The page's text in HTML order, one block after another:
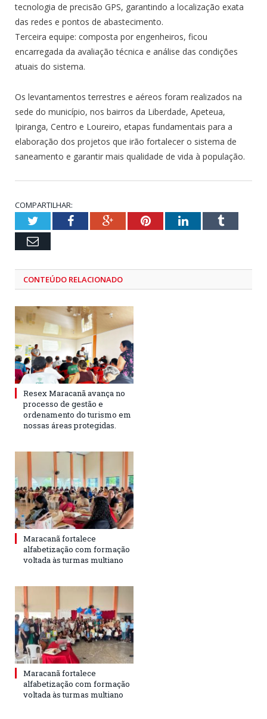
tecnologia de precisão GPS, garantindo a localização exata
das redes e pontos de abastecimento.
Terceira equipe: composta por engenheiros, ficou
encarregada da avaliação técnica e análise das condições
atuais do sistema.
Os levantamentos terrestres e aéreos foram realizados na
sede do município, nos bairros da Liberdade, Apeteua,
Ipiranga, Centro e Loureiro, etapas fundamentais para a
elaboração dos projetos que irão fortalecer o sistema de
saneamento e garantir mais qualidade de vida à população.
COMPARTILHAR:
TwitterFacebookGoogle+PinterestLinkedInTumblr
Email
CONTEÚDO RELACIONADO
Resex Maracanã avança no
processo de gestão e
ordenamento do turismo em
nossas áreas protegidas.
Maracanã fortalece
alfabetização com formação
voltada às turmas multiano
Maracanã fortalece
alfabetização com formação
voltada às turmas multiano